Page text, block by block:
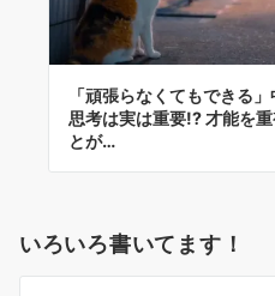
「頑張らなくてもできる
思考は実は重要!? 才能を
とが…
いろいろ書いてます！